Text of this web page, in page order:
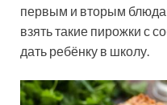
первым и вторым
взять такие пирожки с
дать ребёнку в школу.